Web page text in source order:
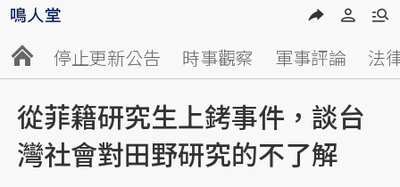
停止更新公告 時事觀察 軍事評論 法
從菲籍研究生上銬事件，談台
灣社會對田野研究的不了解